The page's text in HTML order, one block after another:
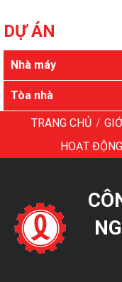
DỰ ÁN
Nhà máy
Tòa nhà
TRANG CHỦ /
HOẠT ĐỘNG